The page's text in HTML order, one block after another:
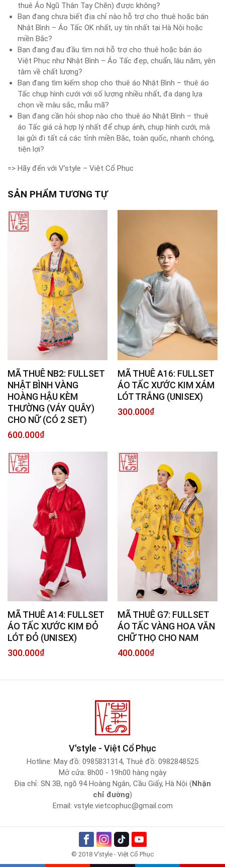
thuê Áo Ngũ Thân Tay Chẽn) được không?
Bạn đang chưa biết địa chỉ nào hỗ trợ cho thuê hoặc bán
Nhật Bình – Áo Tấc OK nhất, uy tín nhất tại Hà Nội hoặc
miền Bắc?
Bạn đang đau đầu tìm nơi hỗ trợ cho thuê hoặc bán áo
Việt Phục như Nhật Bình – Áo Tấc đẹp, chuẩn, lâu năm, yên
tâm về chất lượng?
Bạn đang tìm kiếm shop cho thuê áo Nhật Bình – thuê áo
Tấc chụp hình cưới với số lượng nhiều nhất, đa dạng lựa
chọn về màu sắc, mẫu mã?
Bạn đang cần hỏi shop nào cho thuê áo Nhật Bình – thuê
áo Tấc giá cả hợp lý nhất để chụp ảnh, chụp hình cưới, mà
lại gửi đi tất cả các tỉnh miền Bắc, toàn quốc, nhanh chóng,
tiện lợi?
=> Hãy đến với V’style – Việt Cổ Phục
SẢN PHẨM TƯƠNG TỰ
MÃ THUÊ NB2: FULLSET
NHẬT BÌNH VÀNG
HOÀNG HẬU KÈM
THƯỜNG (VÁY QUÂY)
CHO NỮ (CÓ 2 SET)
600.000₫
MÃ THUÊ A16: FULLSET
ÁO TẤC XƯỚC KIM XÁM
LÓT TRẮNG (UNISEX)
300.000₫
MÃ THUÊ A14: FULLSET
ÁO TẤC XƯỚC KIM ĐỎ
LÓT ĐỎ (UNISEX)
300.000₫
MÃ THUÊ G7: FULLSET
ÁO TẤC VÀNG HOA VĂN
CHỮ THỌ CHO NAM
400.000₫
V'style - Việt Cổ Phục
Hotline: May đồ: 0985831314, Thuê đồ: 0982848525
Mở cửa: 8h00 - 19h00 hàng ngày
Địa chỉ: SN 3B, ngõ 94 Hoàng Ngân, Cầu Giấy, Hà Nội (Nhận
chỉ đường)
Email: vstyle.vietcophuc@gmail.com
© 2018 V'style - Việt Cổ Phục